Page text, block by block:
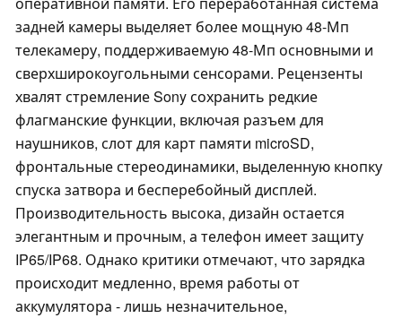
задней камеры выделяет более мощную 48-Мп
телекамеру, поддерживаемую 48-Мп основными и
сверхширокоугольными сенсорами. Рецензенты
хвалят стремление Sony сохранить редкие
флагманские функции, включая разъем для
наушников, слот для карт памяти microSD,
фронтальные стереодинамики, выделенную кнопку
спуска затвора и бесперебойный дисплей.
Производительность высока, дизайн остается
элегантным и прочным, а телефон имеет защиту
IP65/IP68. Однако критики отмечают, что зарядка
происходит медленно, время работы от
аккумулятора - лишь незначительное,